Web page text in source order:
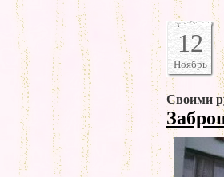
12
Ноябрь
Своими